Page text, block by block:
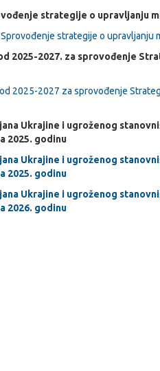
strategije o upravljanju
strategije o upravljanju
2025-2027. za sprovođenje
2025-2027 za sprovođenje
Ukrajine i ugroženog
2025. godinu
Ukrajine i ugroženog
2025. godinu
Ukrajine i ugroženog
2026. godinu